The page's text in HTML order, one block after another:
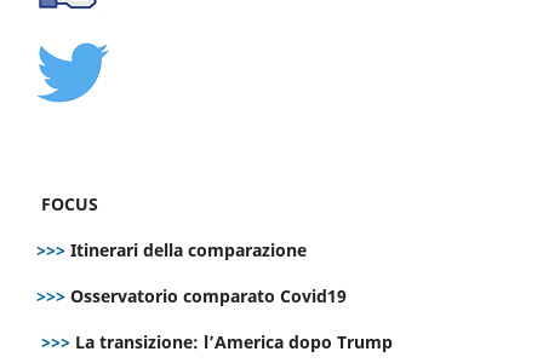
FOCUS
>>> Itinerari della comparazione
>>> Osservatorio comparato Covid19
>>> La transizione: l’America dopo Trump